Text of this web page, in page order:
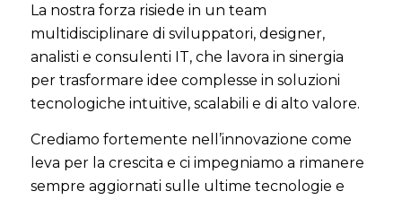
La nostra forza risiede in un team
multidisciplinare di sviluppatori, designer,
analisti e consulenti IT, che lavora in sinergia
per trasformare idee complesse in soluzioni
tecnologiche intuitive, scalabili e di alto valore.
Crediamo fortemente nell’innovazione come
leva per la crescita e ci impegniamo a rimanere
sempre aggiornati sulle ultime tecnologie e